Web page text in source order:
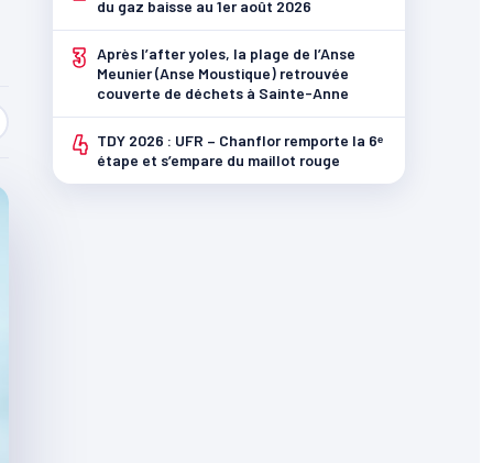
du gaz baisse au 1er août 2026
3 Après l’after yoles, la plage de l’Anse
Meunier (Anse Moustique) retrouvée
couverte de déchets à Sainte-Anne
4 TDY 2026 : UFR – Chanflor remporte la 6ᵉ
étape et s’empare du maillot rouge